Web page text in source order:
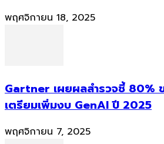
พฤศจิกายน 18, 2025
Gartner เผยผลสำรวจชี้ 80%
เตรียมเพิ่มงบ GenAI ปี 2025
พฤศจิกายน 7, 2025